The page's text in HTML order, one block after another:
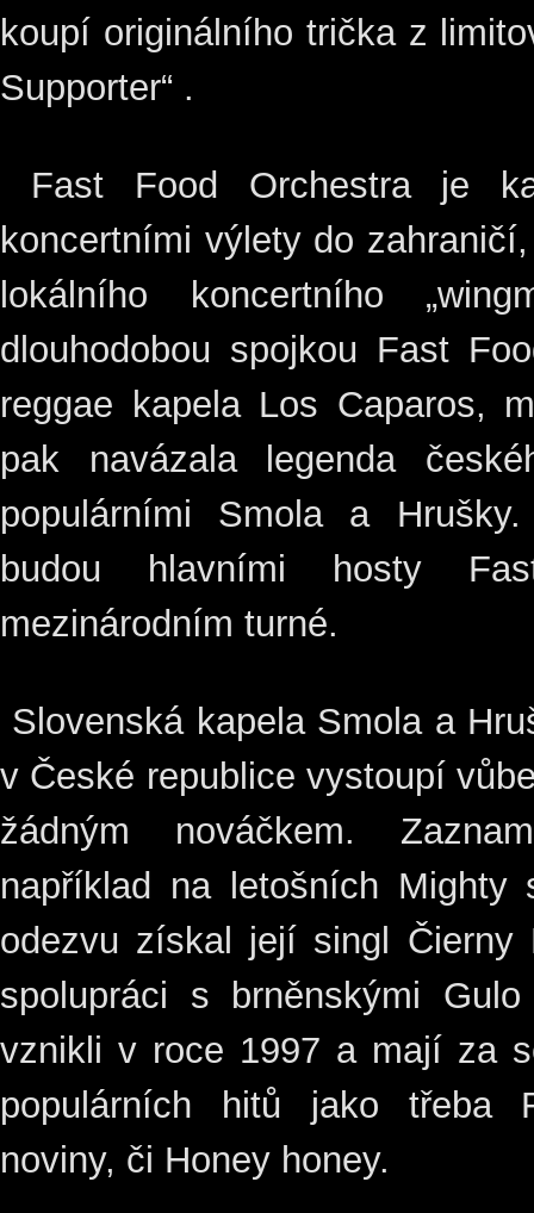
koupí originálního trička z
Supporter“ .
Fast Food Orchestra je
koncertními výlety do
lokálního koncertního
dlouhodobou spojkou Fast
reggae kapela Los Caparos,
pak navázala legenda
populárními Smola a
budou hlavními hosty
mezinárodním turné.
Slovenská kapela Smola a
v České republice vystoupí
žádným nováčkem.
například na letošních Mighty
odezvu získal její singl Čierny
spolupráci s brněnskými
vznikli v roce 1997 a mají za
populárních hitů jako třeba
noviny, či Honey honey.